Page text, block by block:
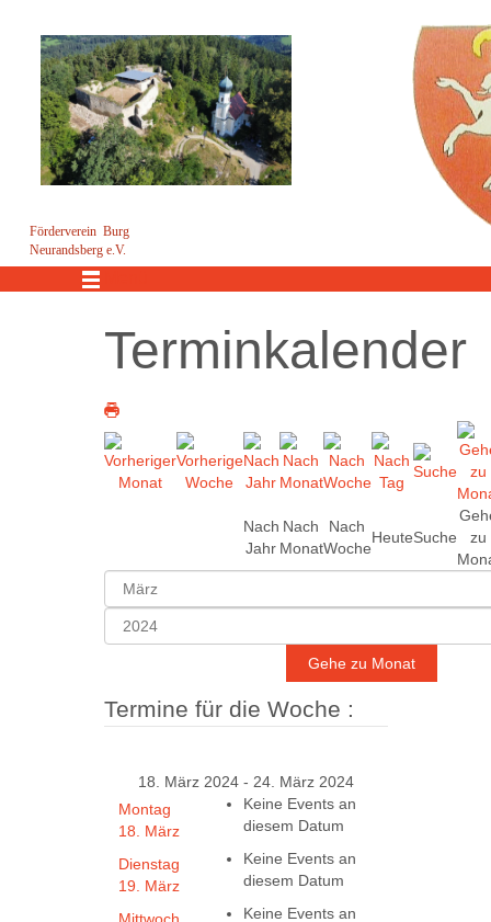
Förderverein Burg
Neurandsberg e.V.
Terminkalender
Nach
Jahr
Nach
Monat
Nach
Woche
HeuteSuche
zu
Gehe zu Monat
Termine für die Woche :
18. März 2024 - 24. März 2024
Montag
18. März
Keine Events an
diesem Datum
Dienstag
19. März
Keine Events an
diesem Datum
Mittwoch
Keine Events an